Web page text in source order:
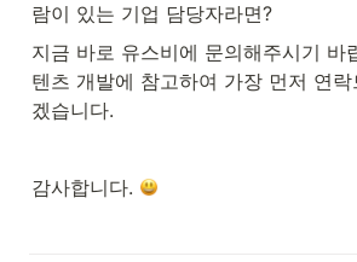
람이 있는 기업 담당자라면?
지금 바로 유스비에 문의해주시기 바
텐츠 개발에 참고하여 가장 먼저 연
겠습니다.
감사합니다.